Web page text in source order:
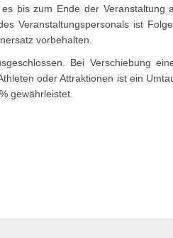
bis zum Ende der Veranstaltung
Veranstaltungspersonals ist
vorbehalten.
Bei Verschiebung
oder Attraktionen ist ein
gewährleistet.